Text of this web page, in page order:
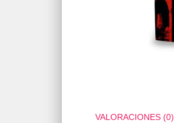
VALORACIONES (0)